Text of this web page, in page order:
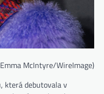
McIntyre/WireImage)
která debutovala v